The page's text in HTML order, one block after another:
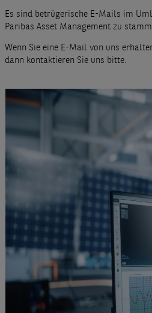
Es sind betrügerische E-Mails im
Paribas Asset Management zu
Wenn Sie eine E-Mail von uns
dann kontaktieren Sie uns bitte.